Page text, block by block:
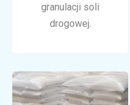
granulacji soli
drogowej.